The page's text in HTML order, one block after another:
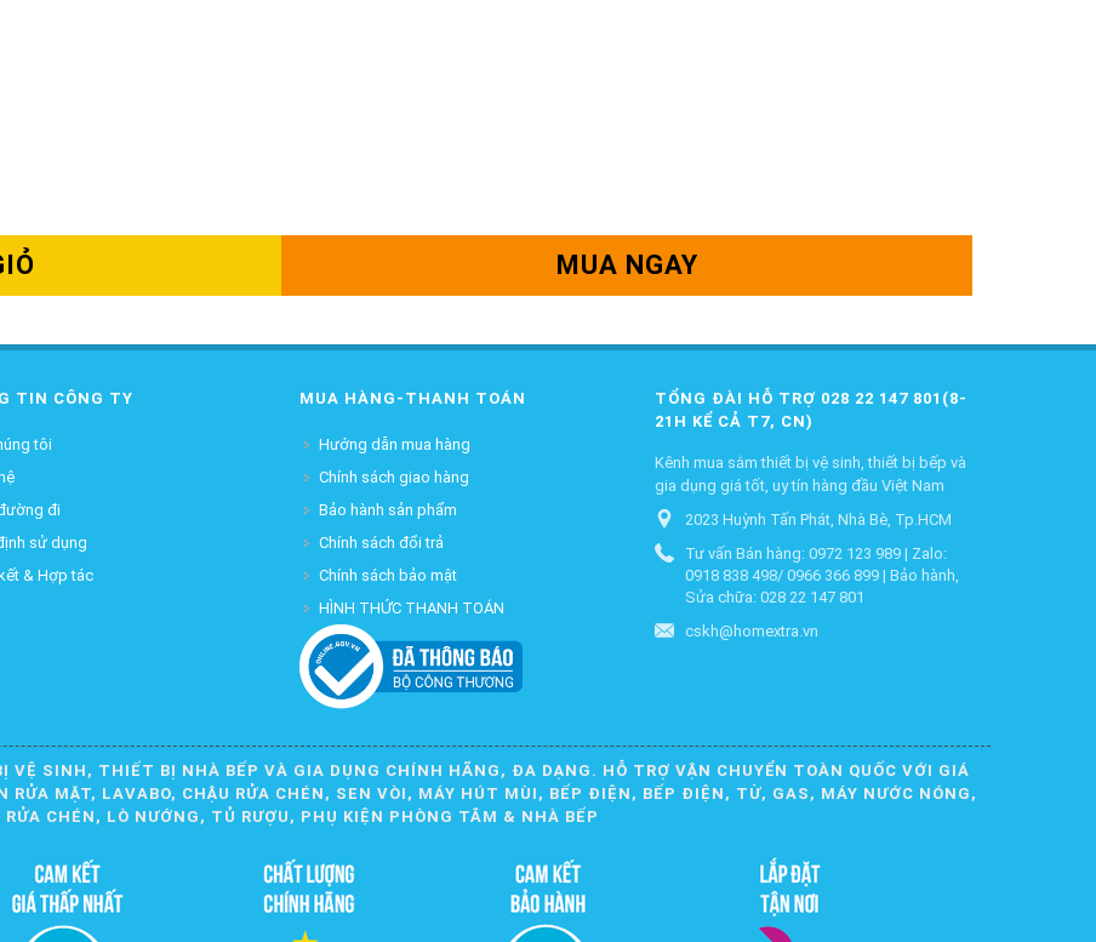
MUA NGAY
TIN CÔNG TY
tôi
đi
sử dụng
& Hợp tác
MUA HÀNG-THANH TOÁN
Hướng dẫn mua hàng
Chính sách giao hàng
Bảo hành sản phẩm
Chính sách đổi trả
Chính sách bảo mật
HÌNH THỨC THANH TOÁN
TỔNG ĐÀI HỖ TRỢ 028 22 147 801(8-
21H KỂ CẢ T7, CN)
Kênh mua sắm thiết bị vệ sinh, thiết bị bếp và
gia dụng giá tốt, uy tín hàng đầu Việt Nam
2023 Huỳnh Tấn Phát, Nhà Bè, Tp.HCM
Tư vấn Bán hàng: 0972 123 989 | Zalo:
0918 838 498/ 0966 366 899 | Bảo hành,
Sửa chữa: 028 22 147 801
cskh@homextra.vn
VỆ SINH, THIẾT BỊ NHÀ BẾP VÀ GIA DỤNG CHÍNH HÃNG, ĐA DẠNG. HỖ TRỢ VẬN CHUYỂN TOÀN QUỐC VỚI GIÁ
RỬA MẶT, LAVABO, CHẬU RỬA CHÉN, SEN VÒI, MÁY HÚT MÙI, BẾP ĐIỆN, BẾP ĐIỆN, TỪ, GAS, MÁY NƯỚC NÓNG,
RỬA CHÉN, LÒ NƯỚNG, TỦ RƯỢU, PHỤ KIỆN PHÒNG TẮM & NHÀ BẾP